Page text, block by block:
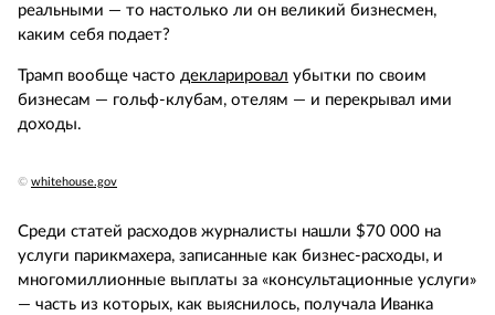
реальными — то настолько ли он великий бизнесмен,
каким себя подает?
Трамп вообще часто декларировал убытки по своим
бизнесам — гольф-клубам, отелям — и перекрывал ими
доходы.
© whitehouse.gov
Среди статей расходов журналисты нашли $70 000 на
услуги парикмахера, записанные как бизнес-расходы, и
многомиллионные выплаты за «консультационные услуги»
— часть из которых, как выяснилось, получала Иванка